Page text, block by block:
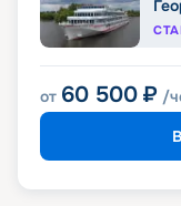
от 60 500 ₽ /